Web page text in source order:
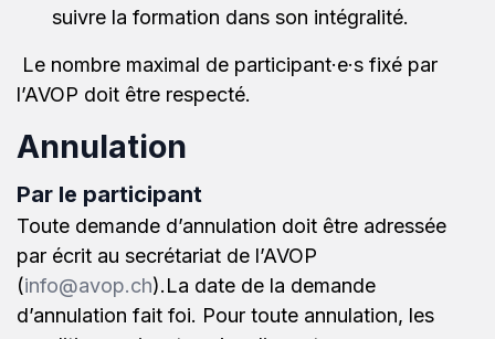
suivre la formation dans son intégralité.
Le nombre maximal de participant·e·s fixé par
l’AVOP doit être respecté.
Annulation
Par le participant
Toute demande d’annulation doit être adressée
par écrit au secrétariat de l’AVOP
(info@avop.ch).La date de la demande
d’annulation fait foi. Pour toute annulation, les